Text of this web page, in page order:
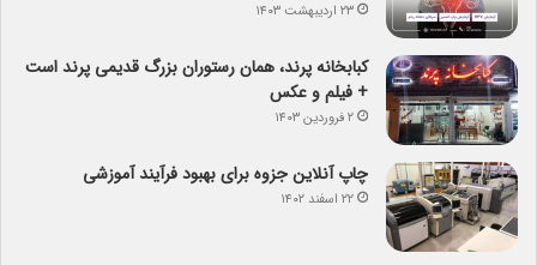
۲۳ اردیبهشت ۱۴۰۳
کبابخانه پرند، همان رستوران بزرگ قدیمی پرند است
+ فیلم و عکس
۲ فروردین ۱۴۰۳
چاپ آنلاین جزوه برای بهبود فرآیند آموزشی
۲۲ اسفند ۱۴۰۲